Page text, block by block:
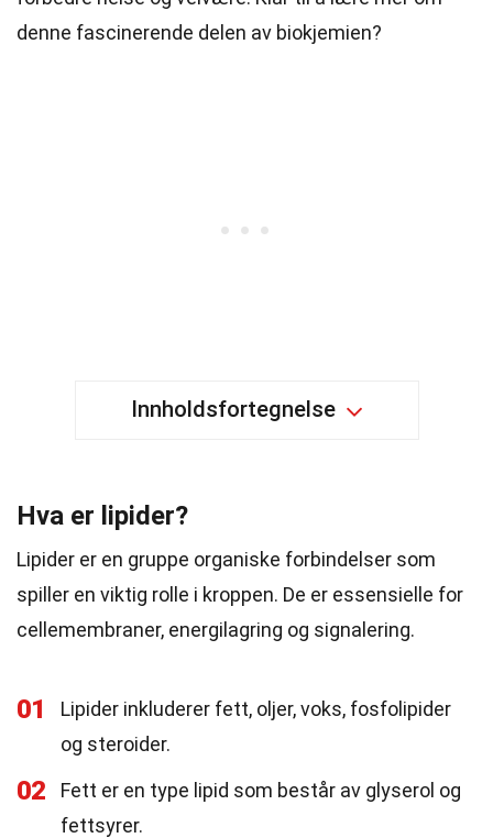
denne fascinerende delen av biokjemien?
Innholdsfortegnelse
Hva er lipider?
Lipider er en gruppe organiske forbindelser som
spiller en viktig rolle i kroppen. De er essensielle for
cellemembraner, energilagring og signalering.
01
Lipider inkluderer fett, oljer, voks, fosfolipider
og steroider.
02
Fett er en type lipid som består av glyserol og
fettsyrer.